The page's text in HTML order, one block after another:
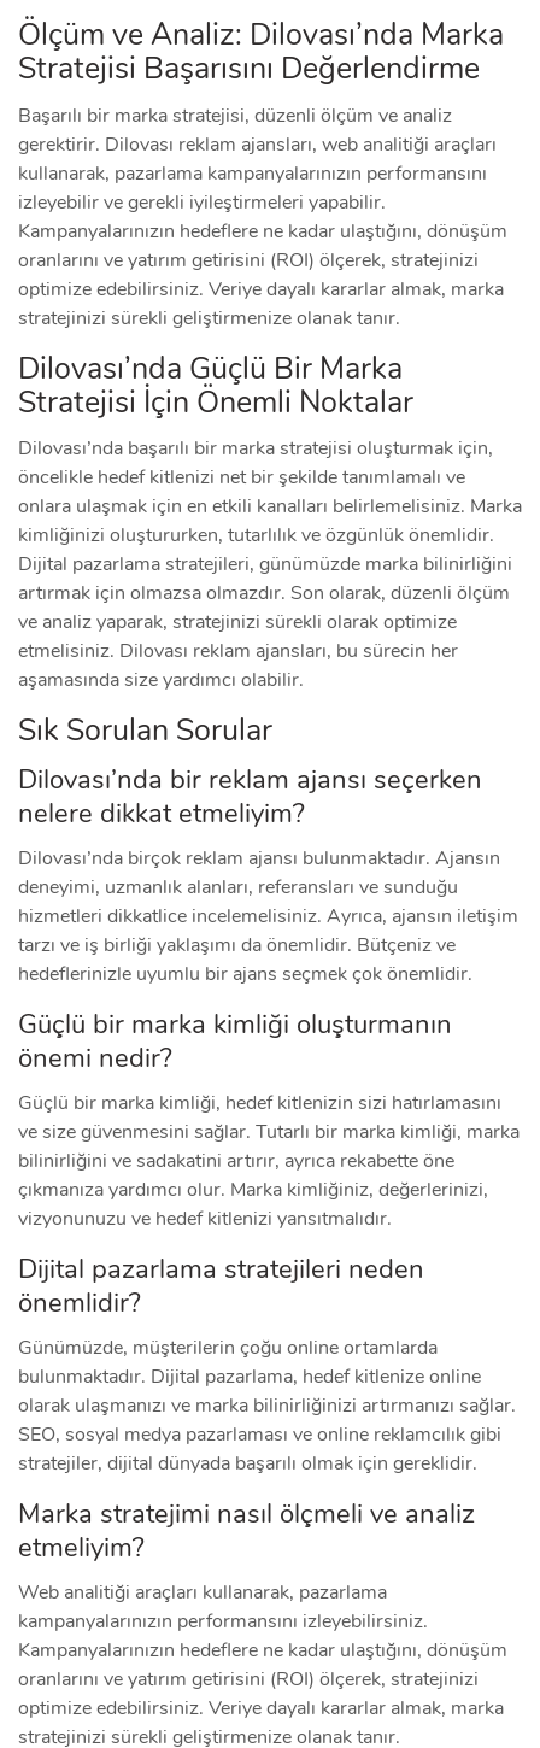
Ölçüm ve Analiz: Dilovası’nda Marka
Stratejisi Başarısını Değerlendirme
Başarılı bir marka stratejisi, düzenli ölçüm ve analiz
gerektirir. Dilovası reklam ajansları, web analitiği araçları
kullanarak, pazarlama kampanyalarınızın performansını
izleyebilir ve gerekli iyileştirmeleri yapabilir.
Kampanyalarınızın hedeflere ne kadar ulaştığını, dönüşüm
oranlarını ve yatırım getirisini (ROI) ölçerek, stratejinizi
optimize edebilirsiniz. Veriye dayalı kararlar almak, marka
stratejinizi sürekli geliştirmenize olanak tanır.
Dilovası’nda Güçlü Bir Marka
Stratejisi İçin Önemli Noktalar
Dilovası’nda başarılı bir marka stratejisi oluşturmak için,
öncelikle hedef kitlenizi net bir şekilde tanımlamalı ve
onlara ulaşmak için en etkili kanalları belirlemelisiniz. Marka
kimliğinizi oluştururken, tutarlılık ve özgünlük önemlidir.
Dijital pazarlama stratejileri, günümüzde marka bilinirliğini
artırmak için olmazsa olmazdır. Son olarak, düzenli ölçüm
ve analiz yaparak, stratejinizi sürekli olarak optimize
etmelisiniz. Dilovası reklam ajansları, bu sürecin her
aşamasında size yardımcı olabilir.
Sık Sorulan Sorular
Dilovası’nda bir reklam ajansı seçerken
nelere dikkat etmeliyim?
Dilovası’nda birçok reklam ajansı bulunmaktadır. Ajansın
deneyimi, uzmanlık alanları, referansları ve sunduğu
hizmetleri dikkatlice incelemelisiniz. Ayrıca, ajansın iletişim
tarzı ve iş birliği yaklaşımı da önemlidir. Bütçeniz ve
hedeflerinizle uyumlu bir ajans seçmek çok önemlidir.
Güçlü bir marka kimliği oluşturmanın
önemi nedir?
Güçlü bir marka kimliği, hedef kitlenizin sizi hatırlamasını
ve size güvenmesini sağlar. Tutarlı bir marka kimliği, marka
bilinirliğini ve sadakatini artırır, ayrıca rekabette öne
çıkmanıza yardımcı olur. Marka kimliğiniz, değerlerinizi,
vizyonunuzu ve hedef kitlenizi yansıtmalıdır.
Dijital pazarlama stratejileri neden
önemlidir?
Günümüzde, müşterilerin çoğu online ortamlarda
bulunmaktadır. Dijital pazarlama, hedef kitlenize online
olarak ulaşmanızı ve marka bilinirliğinizi artırmanızı sağlar.
SEO, sosyal medya pazarlaması ve online reklamcılık gibi
stratejiler, dijital dünyada başarılı olmak için gereklidir.
Marka stratejimi nasıl ölçmeli ve analiz
etmeliyim?
Web analitiği araçları kullanarak, pazarlama
kampanyalarınızın performansını izleyebilirsiniz.
Kampanyalarınızın hedeflere ne kadar ulaştığını, dönüşüm
oranlarını ve yatırım getirisini (ROI) ölçerek, stratejinizi
optimize edebilirsiniz. Veriye dayalı kararlar almak, marka
stratejinizi sürekli geliştirmenize olanak tanır.